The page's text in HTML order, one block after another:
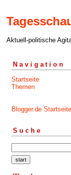
Aktuell-politische
Navigation
Startseite
Themen
Blogger.de Startseite
Suche